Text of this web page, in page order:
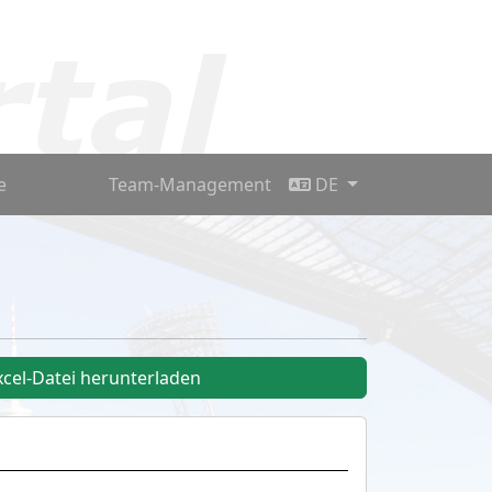
Team-Management DE
Datei herunterladen